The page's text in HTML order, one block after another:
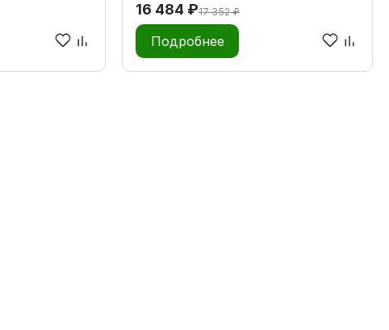
16 484 ₽17 352 ₽
Подробнее